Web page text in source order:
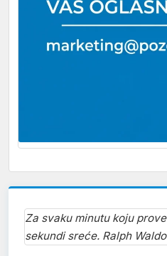
Za svaku minutu koju
sekundi sreće. Ralph